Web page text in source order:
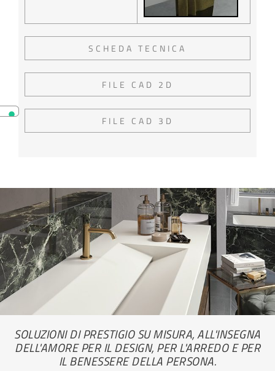
SCHEDA TECNICA
FILE CAD 2D
FILE CAD 3D
SOLUZIONI DI PRESTIGIO SU MISURA, ALL'INSEGNA
DELL'AMORE PER IL DESIGN, PER L'ARREDO E PER
IL BENESSERE DELLA PERSONA.